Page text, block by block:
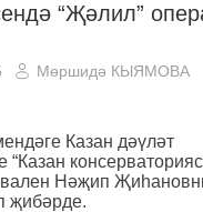
“Җәлил”
Мөршидә КЫЯМОВА
Казан дәүләт
“Казан
Нәҗип
җибәрде.